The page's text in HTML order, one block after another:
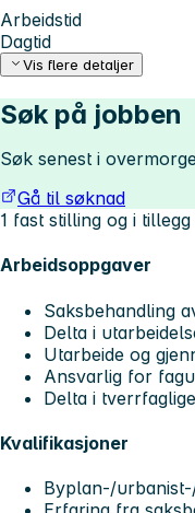
Arbeidstid
Dagtid
Vis flere detaljer
Søk på jobben
Søk senest i
Gå til søknad
1 fast stilling og i
Arbeidsoppgaver
Saksbehandling
Delta i
Utarbeide og
Ansvarlig for
Delta i
Kvalifikasjoner
Byplan-/